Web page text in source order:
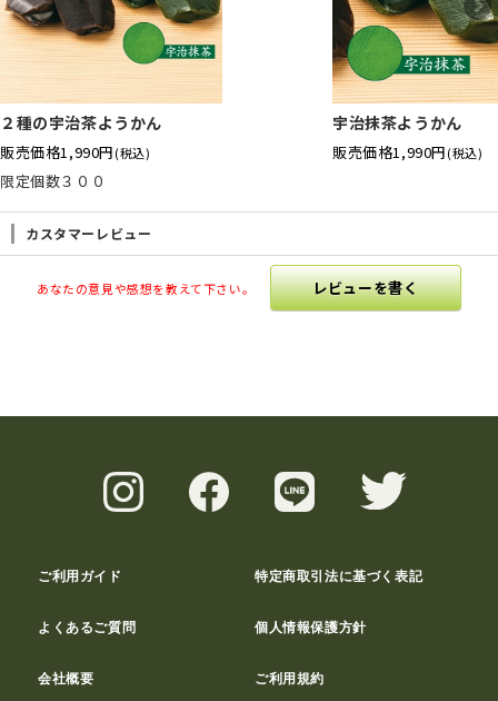
２種の宇治茶ようかん
販売価格1,990円(税込)
限定個数３００
宇治抹茶ようかん
販売価格1,990円(税込)
カスタマーレビュー
あなたの意見や感想を教えて下さい。 レビューを書く
ご利用ガイド 特定商取引法に基づく表記
よくあるご質問 個人情報保護方針
会社概要 ご利用規約